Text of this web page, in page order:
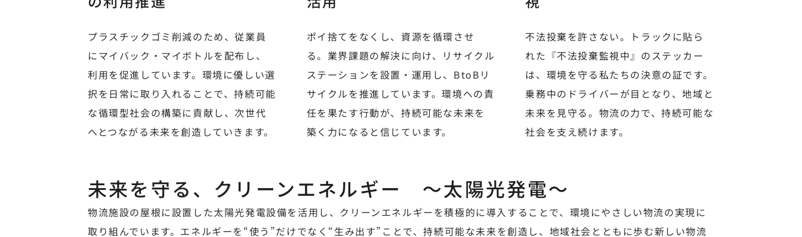
プラスチックゴミ削減のため、従業員
にマイバック・マイボトルを配布し、
利用を促進しています。環境に優しい選
択を日常に取り入れることで、持続可能
な循環型社会の構築に貢献し、次世代
へとつながる未来を創造していきます。
ポイ捨てをなくし、資源を循環させ
る。業界課題の解決に向け、リサイクル
ステーションを設置・運用し、BtoBリ
サイクルを推進しています。環境への責
任を果たす行動が、持続可能な未来を
築く力になると信じています。
不法投棄を許さない。トラックに貼ら
れた『不法投棄監視中』のステッカー
は、環境を守る私たちの決意の証です。
乗務中のドライバーが目となり、地域と
未来を見守る。物流の力で、持続可能な
社会を支え続けます。
未来を守る、クリーンエネルギー ～太陽光発電～
物流施設の屋根に設置した太陽光発電設備を活用し、クリーンエネルギーを積極的に導入することで、環境にやさしい物流の実現に
取り組んでいます。エネルギーを“使う”だけでなく“生み出す”ことで、持続可能な未来を創造し、地域社会とともに歩む新しい物流